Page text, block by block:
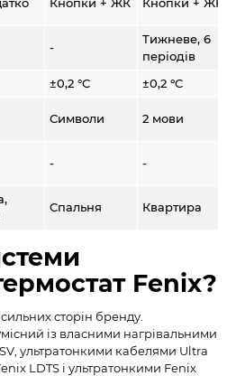
-
Тижневе, 6
періодів
±0,2 °C ±0,2 °C
Символи 2 мови
- -
Спальня Квартира
Fenix?
сторін бренду.
із власними нагрівальними
ультратонкими кабелями Ultra
LDTS і ультратонкими Fenix